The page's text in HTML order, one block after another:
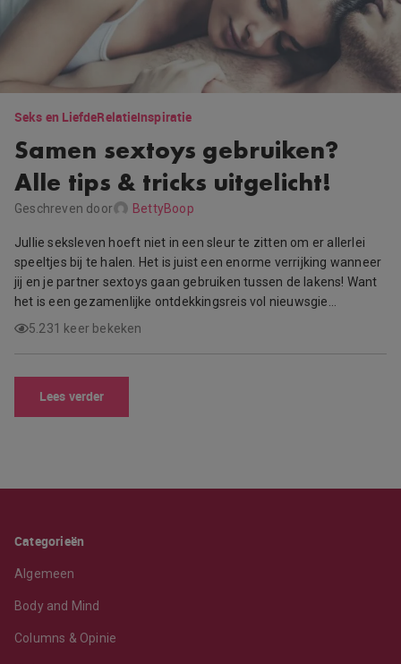
Seks en LiefdeRelatieInspiratie
Samen sextoys gebruiken?
Alle tips & tricks uitgelicht!
Geschreven door BettyBoop
Jullie seksleven hoeft niet in een sleur te zitten om er allerlei
speeltjes bij te halen. Het is juist een enorme verrijking wanneer
jij en je partner sextoys gaan gebruiken tussen de lakens! Want
het is een gezamenlijke ontdekkingsreis vol nieuwsgie…
5.231 keer bekeken
Lees verder
Categorieën
Algemeen
Body and Mind
Columns & Opinie